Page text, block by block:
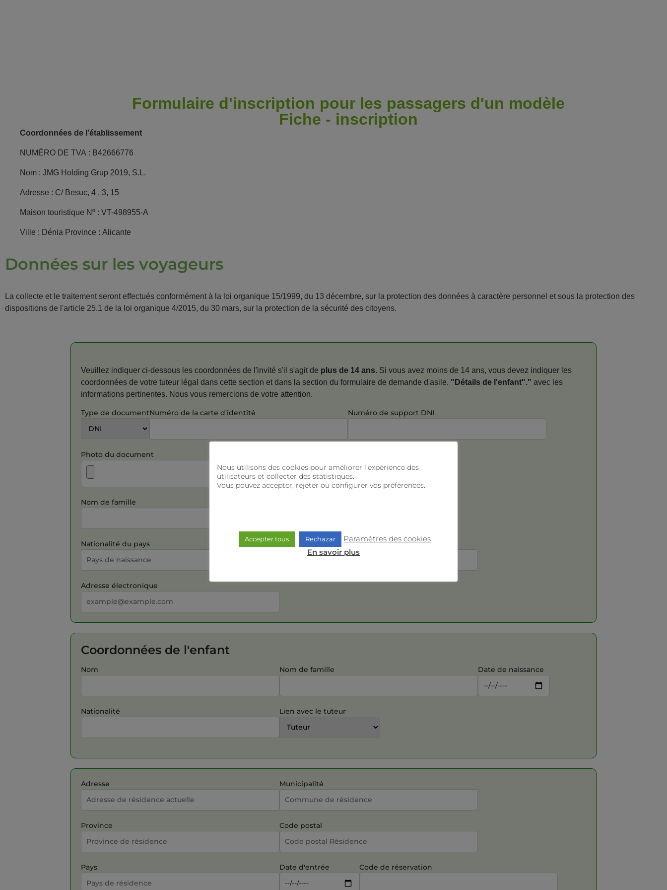
Formulaire d'inscription pour les passagers d'un modèle
Fiche - inscription
Coordonnées de l'établissement
NUMÉRO DE TVA : B42666776
Nom : JMG Holding Grup 2019, S.L.
Adresse : C/ Besuc, 4 , 3, 15
Maison touristique Nº : VT-498955-A
Ville : Dénia Province : Alicante
Données sur les voyageurs
La collecte et le traitement seront effectués conformément à la loi organique 15/1999, du 13 décembre, sur la protection des données à caractère personnel et sous la protection des
dispositions de l'article 25.1 de la loi organique 4/2015, du 30 mars, sur la protection de la sécurité des citoyens.
Veuillez indiquer ci-dessous les coordonnées de l'invité s'il s'agit de plus de 14 ans. Si vous avez moins de 14 ans, vous devez indiquer les
coordonnées de votre tuteur légal dans cette section et dans la section du formulaire de demande d'asile. "Détails de l'enfant"." avec les
informations pertinentes. Nous vous remercions de votre attention.
Type de documentNuméro de la carte d'identité Numéro de support DNI
Photo du document
Nom de famille
Nationalité du pays Numéro de téléphone
Adresse électronique
Coordonnées de l'enfant
Nom Nom de famille Date de naissance
Nationalité Lien avec le tuteur
Adresse Municipalité
Province Code postal
Pays Date d'entrée Code de réservation
Nous utilisons des cookies pour améliorer l'expérience des
utilisateurs et collecter des statistiques.
Vous pouvez accepter, rejeter ou configurer vos préférences.
Accepter tous Rechazar
Paramètres des cookies
En savoir plus